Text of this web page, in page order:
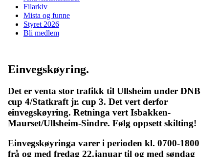
Filarkiv
Mista og funne
Styret 2026
Bli medlem
Einvegskøyring.
Det er venta stor trafikk til Ullsheim under DNB
cup 4/Statkraft jr. cup 3. Det vert derfor
einvegskøyring. Retninga vert Isbakken-
Maurset/Ullsheim-Sindre. Følg oppsett skilting!
Einvegskøyringa varer i perioden kl. 0700-1800
frå og med fredag 22.januar til og med søndag